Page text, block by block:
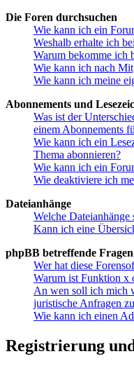
Die Foren durchsuchen
Wie kann ich ein
Weshalb erhalte ich
Warum bekomme ich
Wie kann ich nach
Wie kann ich meine
Abonnements und
Was ist der
einem Abonnements
Wie kann ich ein
Thema abonnieren?
Wie kann ich ein
Wie deaktiviere ich
Dateianhänge
Welche
Kann ich eine
phpBB betreffende Fragen
Wer hat diese
Warum ist Funktion x
An wen soll ich mich
juristische Anfragen
Wie kann ich einen
Registrierung